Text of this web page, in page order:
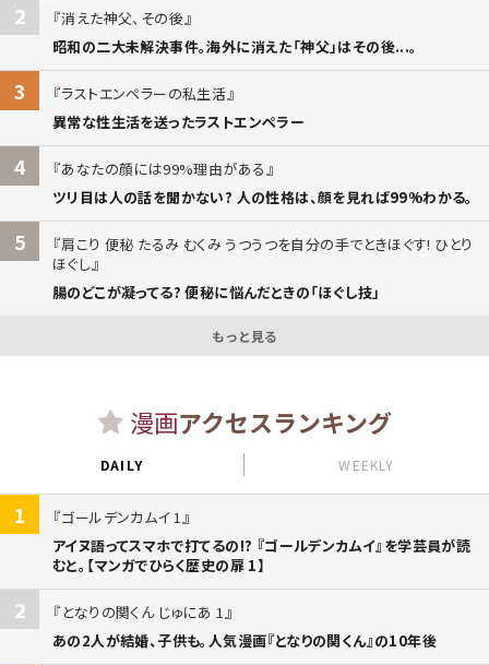
2
消えた神父、その後
昭和の二大未解決事件。海外に消えた「神父」はその後...。
3
ラストエンペラーの私生活
異常な性生活を送ったラストエンペラー
4
あなたの顔には99%理由がある
ツリ目は人の話を聞かない? 人の性格は、顔を見れば99%わかる。
5
肩こり 便秘 たるみ むくみ うつうつを自分の手でときほぐす! ひとり
ほぐし
腸のどこが凝ってる? 便秘に悩んだときの「ほぐし技」
もっと見る
漫画アクセスランキング
DAILY WEEKLY
1
ゴールデンカムイ 1
アイヌ語ってスマホで打てるの!? 『ゴールデンカムイ』を学芸員が読
むと。【マンガでひらく歴史の扉 1】
2
となりの関くん じゅにあ 1
あの2人が結婚、子供も。人気漫画『となりの関くん』の10年後